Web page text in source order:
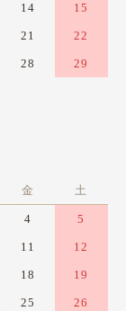
14 15
21 22
28 29
金 土
4 5
11 12
18 19
25 26